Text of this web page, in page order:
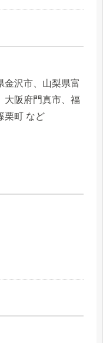
金沢市、山梨県富
大阪府門真市、福
栗町 など